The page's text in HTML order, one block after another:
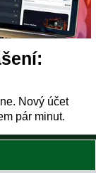
Nový účet
pár minut.